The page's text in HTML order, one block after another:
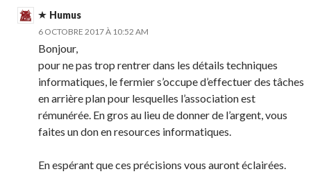
Humus
6 OCTOBRE 2017 À 10:52 AM
Bonjour,
pour ne pas trop rentrer dans les détails techniques
informatiques, le fermier s’occupe d’effectuer des tâches
en arrière plan pour lesquelles l’association est
rémunérée. En gros au lieu de donner de l’argent, vous
faites un don en resources informatiques.
En espérant que ces précisions vous auront éclairées.